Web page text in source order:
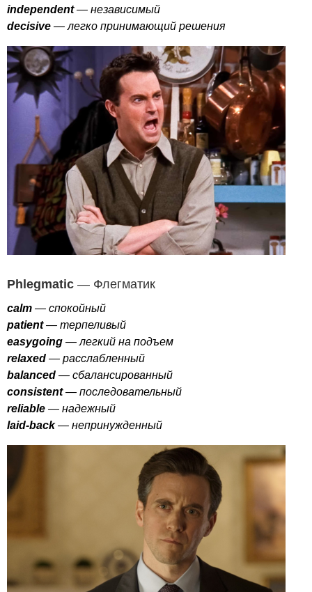
independent— независимый
decisive — легко принимающий решения
Phlegmatic — Флегматик
calm — спокойный
patient— терпеливый
easygoing — легкий на подъем
relaxed — расслабленный
balanced — сбалансированный
consistent— последовательный
reliable — надежный
laid-back— непринужденный